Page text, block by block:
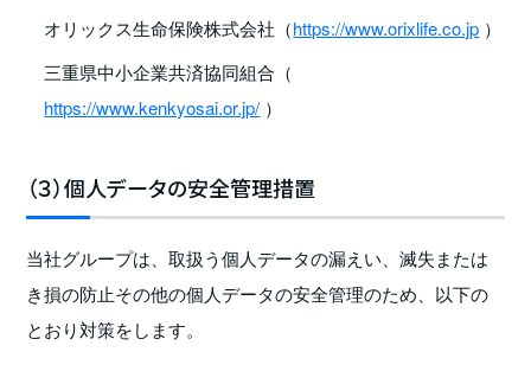
オリックス生命保険株式会社（https://www.orixlife.co.jp ）
三重県中小企業共済協同組合（
https://www.kenkyosai.or.jp/）
（３）個人データの安全管理措置
当社グループは、取扱う個人データの漏えい、滅失または
き損の防止その他の個人データの安全管理のため、以下の
とおり対策をします。